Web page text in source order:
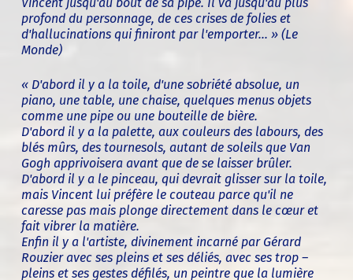
profond du personnage, de ces crises de folies et
d'hallucinations qui finiront par l'emporter... » (Le
Monde)
« D'abord il y a la toile, d'une sobriété absolue, un
piano, une table, une chaise, quelques menus objets
comme une pipe ou une bouteille de bière.
D'abord il y a la palette, aux couleurs des labours, des
blés mûrs, des tournesols, autant de soleils que Van
Gogh apprivoisera avant que de se laisser brûler.
D'abord il y a le pinceau, qui devrait glisser sur la toile,
mais Vincent lui préfère le couteau parce qu'il ne
caresse pas mais plonge directement dans le cœur et
fait vibrer la matière.
Enfin il y a l'artiste, divinement incarné par Gérard
Rouzier avec ses pleins et ses déliés, avec ses trop –
pleins et ses gestes défilés, un peintre que la lumière